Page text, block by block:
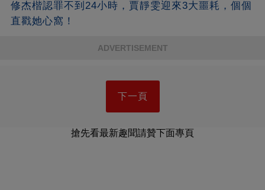
修杰楷認罪不到24小時，賈靜雯迎來3大噩耗，個個
直戳她心窩！
ADVERTISEMENT
下一頁
搶先看最新趣聞請贊下面專頁